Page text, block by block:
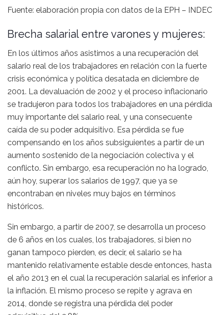
Fuente: elaboración propia con datos de la EPH – INDEC
Brecha salarial entre varones y mujeres:
En los últimos años asistimos a una recuperación del
salario real de los trabajadores en relación con la fuerte
crisis económica y política desatada en diciembre de
2001. La devaluación de 2002 y el proceso inflacionario
se tradujeron para todos los trabajadores en una pérdida
muy importante del salario real, y una consecuente
caída de su poder adquisitivo. Esa pérdida se fue
compensando en los años subsiguientes a partir de un
aumento sostenido de la negociación colectiva y el
conflicto. Sin embargo, esa recuperación no ha logrado,
aún hoy, superar los salarios de 1997, que ya se
encontraban en niveles muy bajos en términos
históricos.
Sin embargo, a partir de 2007, se desarrolla un proceso
de 6 años en los cuales, los trabajadores, si bien no
ganan tampoco pierden, es decir, el salario se ha
mantenido relativamente estable desde entonces, hasta
el año 2013 en el cual la recuperación salarial es inferior a
la inflación. El mismo proceso se repite y agrava en
2014, donde se registra una pérdida del poder